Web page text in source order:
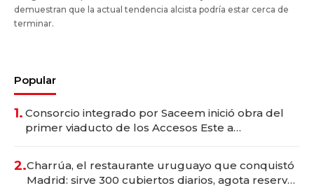
demuestran que la actual tendencia alcista podría estar cerca de
terminar.
Popular
1. Consorcio integrado por Saceem inició obra del
primer viaducto de los Accesos Este a
2.Charrúa, el restaurante uruguayo que conquistó
Madrid: sirve 300 cubiertos diarios, agota reservas